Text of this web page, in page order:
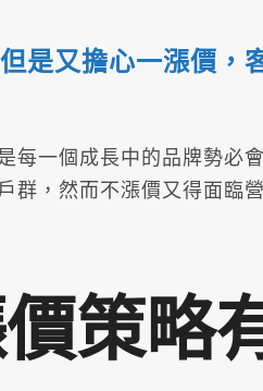
是又擔心一漲價，
每一個成長中的品牌勢必
群，然而不漲價又得面臨
策略